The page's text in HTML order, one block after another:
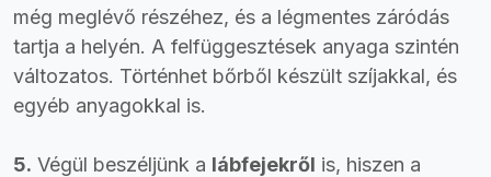
még meglévő részéhez, és a légmentes záródás
tartja a helyén. A felfüggesztések anyaga szintén
változatos. Történhet bőrből készült szíjakkal, és
egyéb anyagokkal is.
5. Végül beszéljünk a lábfejekről is, hiszen a